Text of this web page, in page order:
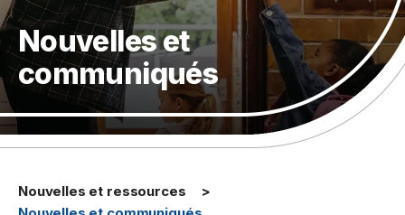
Nouvelles et
communiqués
Nouvelles et ressources